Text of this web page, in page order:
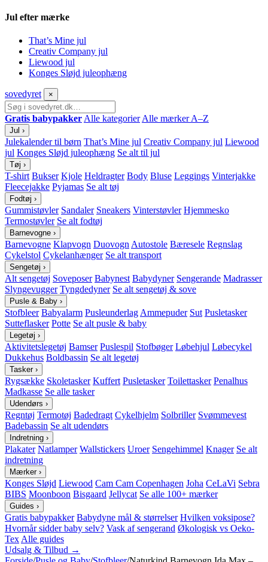
Jul efter mærke
That’s Mine jul
Creativ Company jul
Liewood jul
Konges Sløjd juleophæng
sovedyret ×
Gratis babypakker Alle kategorier Alle mærker A–Z
Jul ›
Julekalender til børn That’s Mine jul Creativ Company jul Liewood
jul Konges Sløjd juleophæng Se alt til jul
Tøj ›
T-shirt Bukser Kjole Heldragter Body Bluse Leggings Vinterjakke
Fleecejakke Pyjamas Se alt tøj
Fodtøj ›
Gummistøvler Sandaler Sneakers Vinterstøvler Hjemmesko
Termostøvler Se alt fodtøj
Barnevogne ›
Barnevogne Klapvogn Duovogn Autostole Bæresele Regnslag
Cykelstol Cykelanhænger Se alt transport
Sengetøj ›
Alt sengetøj Soveposer Babynest Babydyner Sengerande Madrasser
Slyngevugger Tyngdedyner Se alt sengetøj & sove
Pusle & Baby ›
Stofbleer Babyalarm Pusleunderlag Ammepuder Sut Pusletasker
Sutteflasker Potte Se alt pusle & baby
Legetøj ›
Aktivitetslegetøj Bamser Puslespil Stofbøger Løbehjul Løbecykel
Dukkehus Boldbassin Se alt legetøj
Tasker ›
Rygsække Skoletasker Kuffert Pusletasker Toilettasker Penalhus
Madkasse Se alle tasker
Udendørs ›
Regntøj Termotøj Badedragt Cykelhjelm Solbriller Svømmevest
Badebassin Se alt udendørs
Indretning ›
Plakater Natlamper Wallstickers Uroer Sengehimmel Knager Se alt
indretning
Mærker ›
Konges Sløjd Liewood Cam Cam Copenhagen Joha CeLaVi Sebra
BIBS Moonboon Bisgaard Jellycat Se alle 100+ mærker
Guides ›
Gratis babypakker Babydyne mål & størrelser Hvilken voksipose?
Hvornår sidder baby selv? Vask af sengerand Økologisk vs Oeko-
Tex Alle guides
Udsalg & Tilbud →